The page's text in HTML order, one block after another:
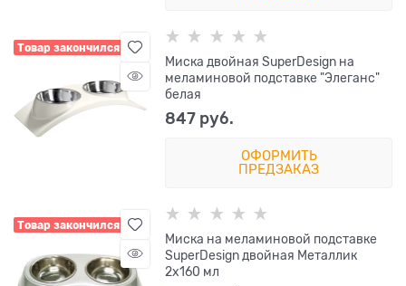
Товар закончился
Миска двойная SuperDesign на
меламиновой подставке "Элеганс"
белая
847 руб.
ОФОРМИТЬ
ПРЕДЗАКАЗ
Товар закончился
Миска на меламиновой подставке
SuperDesign двойная Металлик
2х160 мл